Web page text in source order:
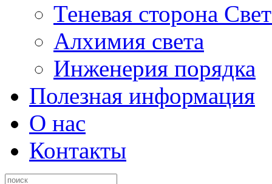
Теневая сторона
Алхимия света
Инженерия порядка
Полезная информация
О нас
Контакты